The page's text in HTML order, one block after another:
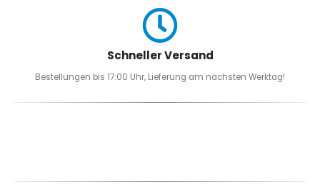
Schneller Versand
Bestellungen bis 17:00 Uhr, Lieferung am nächsten Werktag!